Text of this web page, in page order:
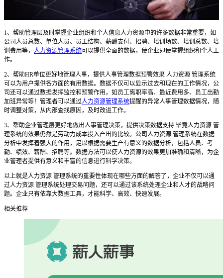
1、帮助管理层及时掌握企业组织和个人信息人力资源中的许多数据非常重要，如
公司人员总数、单位人员、员工结构、薪酬支付、招聘、培训场数、培训总数、培
训费用等， 人力资源管理系统可以提供全面的数据，使企业即使掌握组织和个人工
作。
2、帮助HR单位更好地管理人事，提供人事管理数据预警效果 人力资源 管理系统
可以为用户提供各方面的有用数据。数据不仅可以显示过去和现在的工作情况，公
司还可以通过数据发挥监控和预警作用，如员工离职率高、最近费用多、员工出勤
加班异常等！管理者可以通过人力资源管理系统提醒的异常人事管理数据情况，随
时调整对策，从内部查找原因，及时改进工作。
3、帮助企业管理层更好地做出人事管理决策，提供决策数据支持 毕竟人力资源 管
理系统的效果仍然是劳动力成本投入产出的比较。公司人力资源 管理系统在数据
分析中发挥着强大的作用，足以根据需要生产有意义的数据分析，包括人员、考
勤、绩效、薪酬、招聘等。数据方法可以使人力资源的效果更加准确和清晰，为企
业管理者提供有意义和丰富的信息进行科学决策。
以上就是人力资源 管理系统的重要性体现在哪些方面的解答了，企业不仅可以通
过人力资源 管理系统处理交易问题，还可以通过该系统处理企业和人才的战略问
题。企业只有依靠大数据工具，才能科学、高效、快速发展。
相关推荐